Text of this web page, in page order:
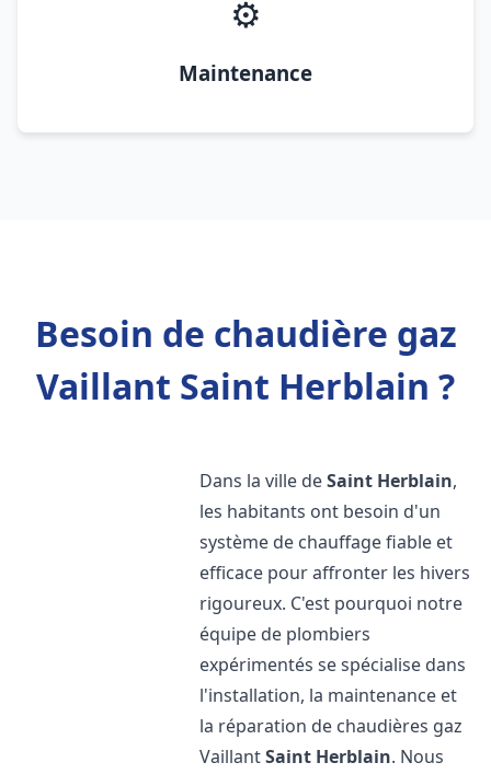
⚙️
Maintenance
Besoin de chaudière gaz
Vaillant Saint Herblain ?
Dans la ville deSaint Herblain,
les habitants ont besoin d'un
système de chauffage fiable et
efficace pour affronter les hivers
rigoureux. C'est pourquoi notre
équipe de plombiers
expérimentés se spécialise dans
l'installation, la maintenance et
la réparation de chaudières gaz
VaillantSaint Herblain. Nous